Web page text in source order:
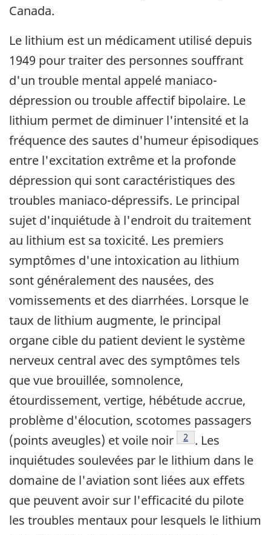
Canada.
Le lithium est un médicament utilisé depuis
1949 pour traiter des personnes souffrant
d'un trouble mental appelé maniaco-
dépression ou trouble affectif bipolaire. Le
lithium permet de diminuer l'intensité et la
fréquence des sautes d'humeur épisodiques
entre l'excitation extrême et la profonde
dépression qui sont caractéristiques des
troubles maniaco-dépressifs. Le principal
sujet d'inquiétude à l'endroit du traitement
au lithium est sa toxicité. Les premiers
symptômes d'une intoxication au lithium
sont généralement des nausées, des
vomissements et des diarrhées. Lorsque le
taux de lithium augmente, le principal
organe cible du patient devient le système
nerveux central avec des symptômes tels
que vue brouillée, somnolence,
étourdissement, vertige, hébétude accrue,
problème d'élocution, scotomes passagers
(points aveugles) et voile noir
Note de bas de page
2
. Les
inquiétudes soulevées par le lithium dans le
domaine de l'aviation sont liées aux effets
que peuvent avoir sur l'efficacité du pilote
les troubles mentaux pour lesquels le lithium